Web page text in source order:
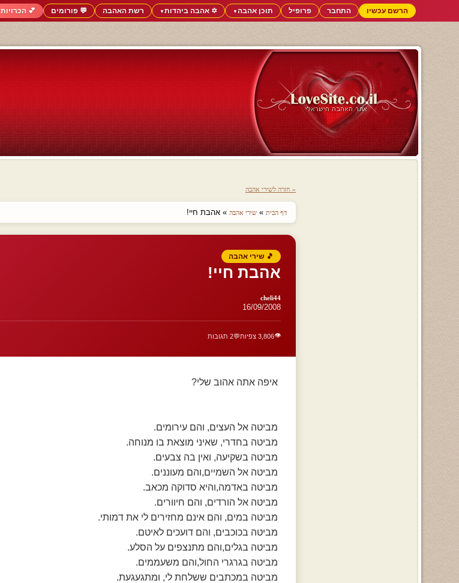
הרשם עכשיו התחבר פרופיל תוכן אהבה▼ ✡️ אהבה ביהדות▼ רשת האהבה 💬 פורומים 💕 הכרויות
« חזרה לשירי אהבה
דף הבית » שירי אהבה » אהבת חיי!
🎵 שירי אהבה
אהבת חיי!
cheli44
16/09/2008
👁️3,806 צפיות 💬2 תגובות
איפה אתה אהוב שלי?
מביטה אל העצים, והם עירומים.
מביטה בחדרי, שאיני מוצאת בו מנוחה.
מביטה בשקיעה, ואין בה צבעים.
מביטה אל השמיים,והם מעוננים.
מביטה באדמה,והיא סדוקה מכאב.
מביטה אל הורדים, והם חיוורים.
מביטה במים, והם אינם מחזירים לי את דמותי.
מביטה בכוכבים, והם דועכים לאיטם.
מביטה בגלים,והם מתנצפים על הסלע.
מביטה בגרגרי החול,והם משעממים.
מביטה במכתבים ששלחת לי, ומתגעגעת.